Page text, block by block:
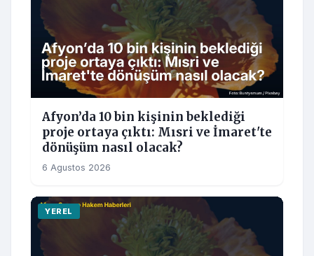
Afyon’da 10 bin kişinin beklediği
proje ortaya çıktı: Mısri ve İmaret'te
dönüşüm nasıl olacak?
6 Agustos 2026
YEREL